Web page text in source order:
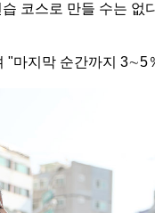
코스로 만들 수는
"마지막 순간까지